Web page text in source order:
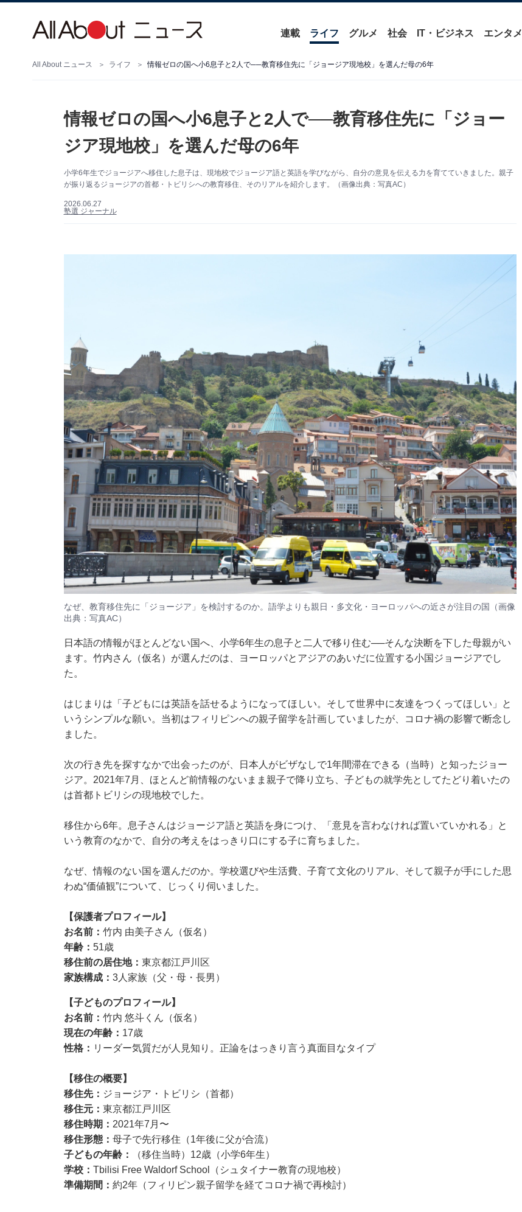
連載 ライフ グルメ 社会 IT・ビジネス エンタメ
All About ニュース ライフ 情報ゼロの国へ小6息子と2人で──教育移住先に「ジョージア現地校」を選んだ母の6年
情報ゼロの国へ小6息子と2人で──教育移住先に「ジョー
ジア現地校」を選んだ母の6年
小学6年生でジョージアへ移住した息子は、現地校でジョージア語と英語を学びながら、自分の意見を伝える力を育てていきました。親子
が振り返るジョージアの首都・トビリシへの教育移住、そのリアルを紹介します。（画像出典：写真AC）
2026.06.27
塾選 ジャーナル
なぜ、教育移住先に「ジョージア」を検討するのか。語学よりも親日・多文化・ヨーロッパへの近さが注目の国（画像
出典：写真AC）
日本語の情報がほとんどない国へ、小学6年生の息子と二人で移り住む──そんな決断を下した母親がい
ます。竹内さん（仮名）が選んだのは、ヨーロッパとアジアのあいだに位置する小国ジョージアでし
た。
はじまりは「子どもには英語を話せるようになってほしい。そして世界中に友達をつくってほしい」と
いうシンプルな願い。当初はフィリピンへの親子留学を計画していましたが、コロナ禍の影響で断念し
ました。
次の行き先を探すなかで出会ったのが、日本人がビザなしで1年間滞在できる（当時）と知ったジョー
ジア。2021年7月、ほとんど前情報のないまま親子で降り立ち、子どもの就学先としてたどり着いたの
は首都トビリシの現地校でした。
移住から6年。息子さんはジョージア語と英語を身につけ、「意見を言わなければ置いていかれる」と
いう教育のなかで、自分の考えをはっきり口にする子に育ちました。
なぜ、情報のない国を選んだのか。学校選びや生活費、子育て文化のリアル、そして親子が手にした思
わぬ“価値観”について、じっくり伺いました。
【保護者プロフィール】
お名前： 竹内 由美子さん（仮名）
年齢： 51歳
移住前の居住地： 東京都江戸川区
家族構成： 3人家族（父・母・長男）
【子どものプロフィール】
お名前： 竹内 悠斗くん（仮名）
現在の年齢： 17歳
性格： リーダー気質だが人見知り。正論をはっきり言う真面目なタイプ
【移住の概要】
移住先： ジョージア・トビリシ（首都）
移住元： 東京都江戸川区
移住時期： 2021年7月〜
移住形態： 母子で先行移住（1年後に父が合流）
子どもの年齢：
（移住当時）12歳（小学6年生）
学校： Tbilisi Free Waldorf School（シュタイナー教育の現地校）
準備期間： 約2年（フィリピン親子留学を経てコロナ禍で再検討）